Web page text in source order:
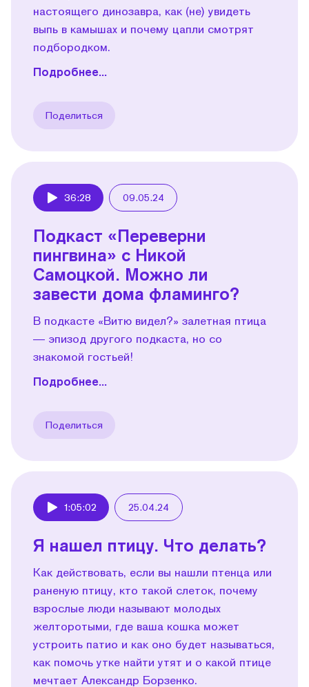
настоящего динозавра, как (не) увидеть
выпь в камышах и почему цапли смотрят
подбородком.
Подробнее...
Поделиться
36:28 09.05.24
Подкаст «Переверни
пингвина» с Никой
Самоцкой. Можно ли
завести дома фламинго?
В подкасте «Витю видел?» залетная птица
— эпизод другого подкаста, но со
знакомой гостьей!
Подробнее...
Поделиться
1:05:02 25.04.24
Я нашел птицу. Что делать?
Как действовать, если вы нашли птенца или
раненую птицу, кто такой слеток, почему
взрослые люди называют молодых
желторотыми, где ваша кошка может
устроить патио и как оно будет называться,
как помочь утке найти утят и о какой птице
мечтает Александр Борзенко.